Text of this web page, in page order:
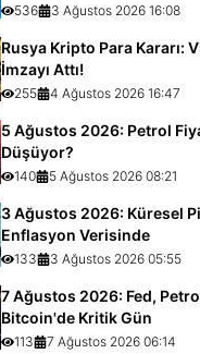
536 3 Ağustos 2026 16:08
Rusya Kripto Para Kararı:
İmzayı Attı!
255 4 Ağustos 2026 16:47
5 Ağustos 2026: Petrol
Düşüyor?
140 5 Ağustos 2026 08:21
3 Ağustos 2026: Küresel
Enflasyon Verisinde
133 3 Ağustos 2026 05:55
7 Ağustos 2026: Fed,
Bitcoin'de Kritik Gün
113 7 Ağustos 2026 06:14